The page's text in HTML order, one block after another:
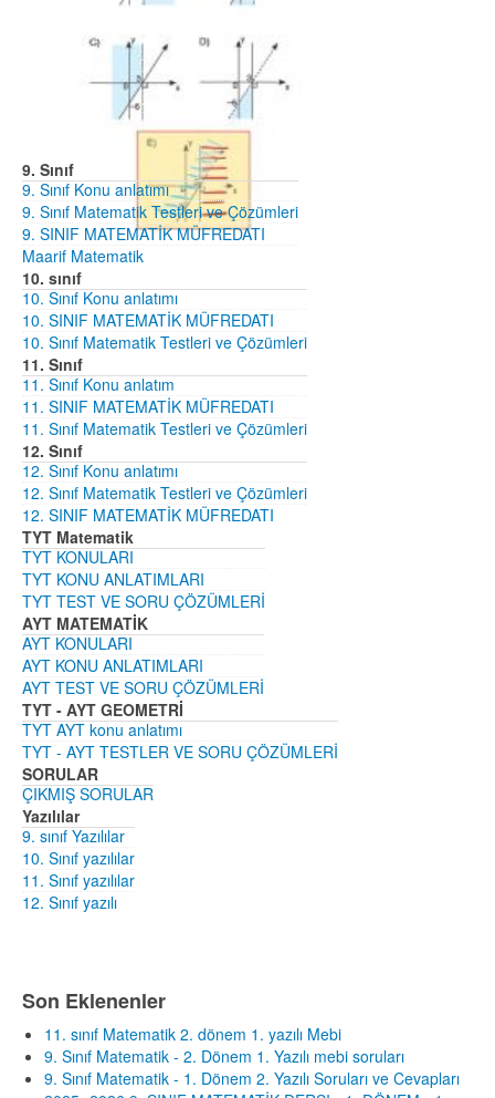
9. Sınıf
9. Sınıf Konu anlatımı
9. Sınıf Matematik Testleri ve Çözümleri
9. SINIF MATEMATİK MÜFREDATI
Maarif Matematik
10. sınıf
10. Sınıf Konu anlatımı
10. SINIF MATEMATİK MÜFREDATI
10. Sınıf Matematik Testleri ve Çözümleri
11. Sınıf
11. Sınıf Konu anlatım
11. SINIF MATEMATİK MÜFREDATI
11. Sınıf Matematik Testleri ve Çözümleri
12. Sınıf
12. Sınıf Konu anlatımı
12. Sınıf Matematik Testleri ve Çözümleri
12. SINIF MATEMATİK MÜFREDATI
TYT Matematik
TYT KONULARI
TYT KONU ANLATIMLARI
TYT TEST VE SORU ÇÖZÜMLERİ
AYT MATEMATİK
AYT KONULARI
AYT KONU ANLATIMLARI
AYT TEST VE SORU ÇÖZÜMLERİ
TYT - AYT GEOMETRİ
TYT AYT konu anlatımı
TYT - AYT TESTLER VE SORU ÇÖZÜMLERİ
SORULAR
ÇIKMIŞ SORULAR
Yazılılar
9. sınıf Yazılılar
10. Sınıf yazılılar
11. Sınıf yazılılar
12. Sınıf yazılı
Son Eklenenler
11. sınıf Matematik 2. dönem 1. yazılı Mebi
9. Sınıf Matematik - 2. Dönem 1. Yazılı mebi soruları
9. Sınıf Matematik - 1. Dönem 2. Yazılı Soruları ve Cevapları